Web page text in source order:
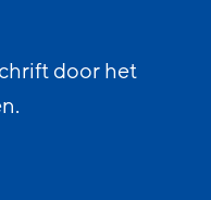
door het